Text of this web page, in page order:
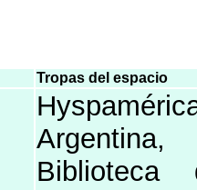
Tropas del espacio
Biblioteca